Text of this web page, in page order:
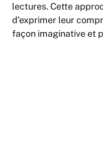
lectures. Cette
d’exprimer leur
façon imaginative et